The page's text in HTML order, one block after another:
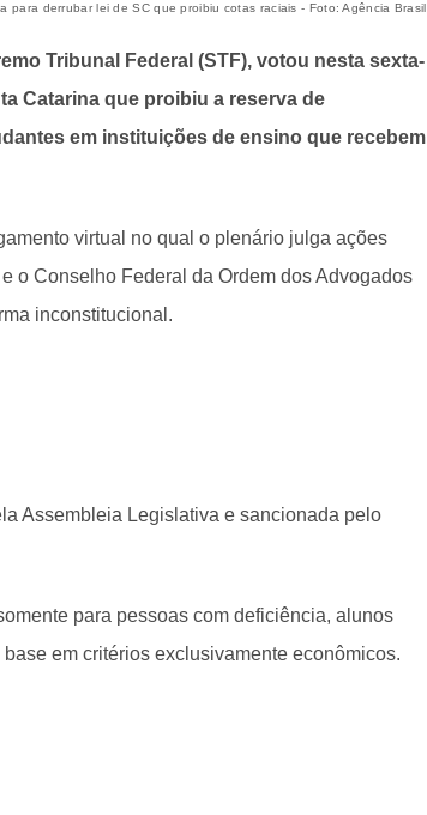
para derrubar lei de SC que proibiu cotas raciais - Foto: Agência Brasil
Tribunal Federal (STF), votou nesta sexta-
Catarina que proibiu a reserva de
em instituições de ensino que recebem
virtual no qual o plenário julga ações
o Conselho Federal da Ordem dos Advogados
inconstitucional.
Assembleia Legislativa e sancionada pelo
para pessoas com deficiência, alunos
em critérios exclusivamente econômicos.